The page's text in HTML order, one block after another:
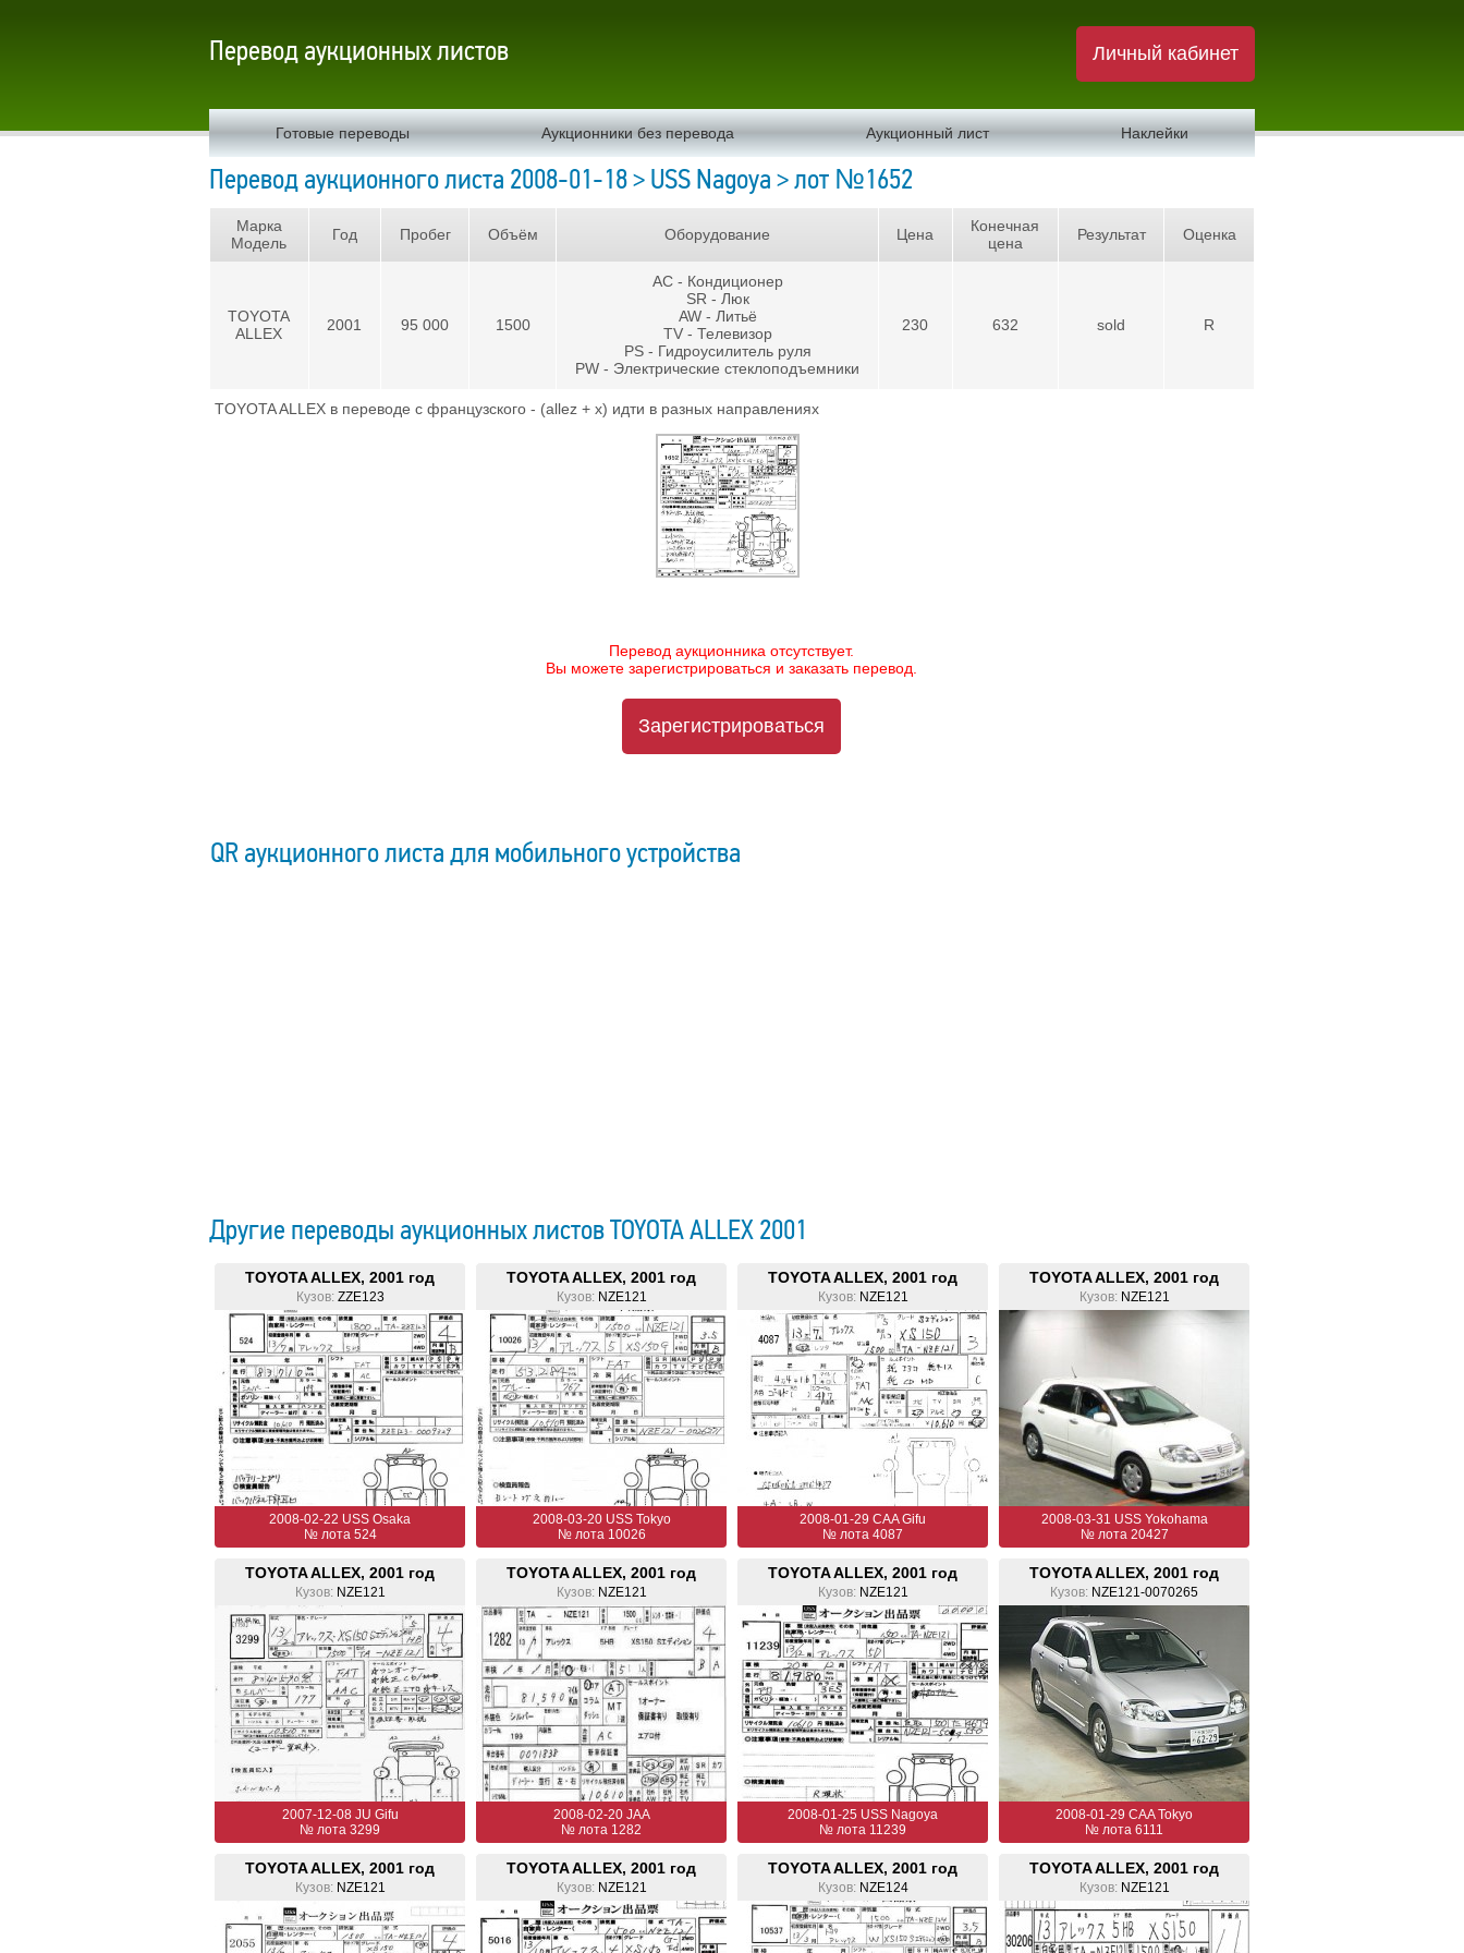
Перевод аукционных листов Личный кабинет
Готовые переводы Аукционники без перевода Аукционный лист Наклейки
Перевод аукционного листа 2008-01-18 > USS Nagoya > лот №1652
Марка
Модель
TOYOTA
ALLEX
Год
2001
Пробег
95 000
Объём
1500
Оборудование
AC - Кондиционер
SR - Люк
AW - Литьё
TV - Телевизор
PS - Гидроусилитель руля
PW - Электрические стеклоподъемники
Цена
230
Конечная
цена
632
Результат
sold
Оценка
R
TOYOTA ALLEX в переводе с французского - (allez + x) идти в разных направлениях
Перевод аукционника отсутствует.
Вы можете зарегистрироваться и заказать перевод.
Зарегистрироваться
QR аукционного листа для мобильного устройства
Другие переводы аукционных листов TOYOTA ALLEX 2001
TOYOTA ALLEX, 2001 год
Кузов:ZZE123
2008-02-22 USS Osaka
№ лота 524
TOYOTA ALLEX, 2001 год
Кузов:NZE121
2008-03-20 USS Tokyo
№ лота 10026
TOYOTA ALLEX, 2001 год
Кузов:NZE121
2008-01-29 CAA Gifu
№ лота 4087
TOYOTA ALLEX, 2001 год
Кузов:NZE121
2008-03-31 USS Yokohama
№ лота 20427
TOYOTA ALLEX, 2001 год
Кузов:NZE121
2007-12-08 JU Gifu
№ лота 3299
TOYOTA ALLEX, 2001 год
Кузов:NZE121
2008-02-20 JAA
№ лота 1282
TOYOTA ALLEX, 2001 год
Кузов:NZE121
2008-01-25 USS Nagoya
№ лота 11239
TOYOTA ALLEX, 2001 год
Кузов: NZE121-0070265
2008-01-29 CAA Tokyo
№ лота 6111
TOYOTA ALLEX, 2001 год
Кузов:NZE121
TOYOTA ALLEX, 2001 год
Кузов:NZE121
TOYOTA ALLEX, 2001 год
Кузов:NZE124
TOYOTA ALLEX, 2001 год
Кузов:NZE121